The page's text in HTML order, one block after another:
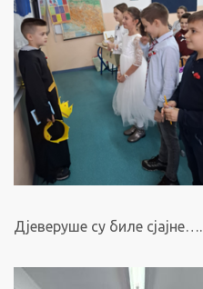
Дјеверуше су биле сјајне….